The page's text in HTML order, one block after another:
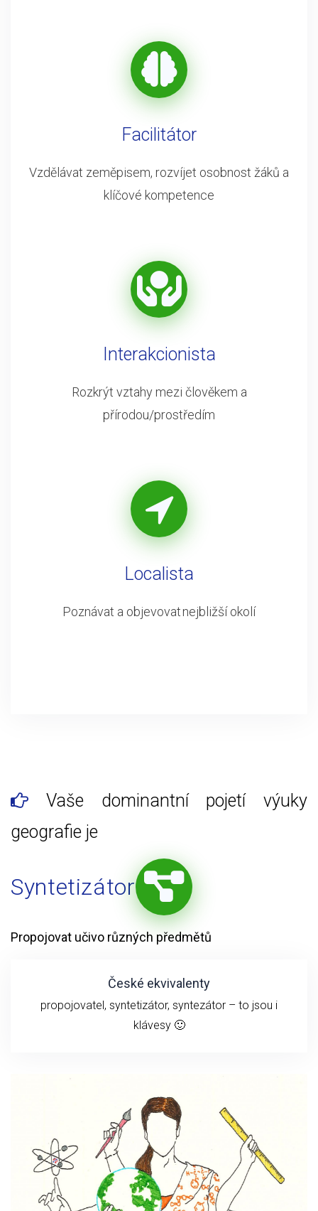
Facilitátor
Vzdělávat zeměpisem, rozvíjet osobnost žáků a
klíčové kompetence
Interakcionista
Rozkrýt vztahy mezi člověkem a
přírodou/prostředím
Localista
Poznávat a objevovat nejbližší okolí
Vaše dominantní pojetí výuky
geografie je
Syntetizátor
Propojovat učivo různých předmětů
České ekvivalenty
propojovatel, syntetizátor, syntezátor – to jsou i
klávesy 🙂